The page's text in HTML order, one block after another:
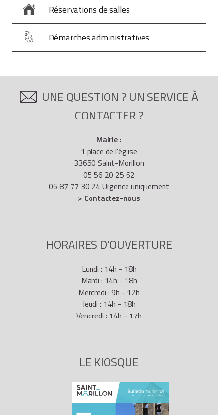
Réservations de salles
Démarches administratives
UNE QUESTION ? UN SERVICE À
CONTACTER ?
Mairie :
1 place de l'église
33650 Saint-Morillon
05 56 20 25 62
06 87 77 30 24 Urgence uniquement
> Contactez-nous
HORAIRES D'OUVERTURE
Lundi : 14h - 18h
Mardi : 14h - 18h
Mercredi : 9h - 12h
Jeudi : 14h - 18h
Vendredi : 14h - 17h
LE KIOSQUE